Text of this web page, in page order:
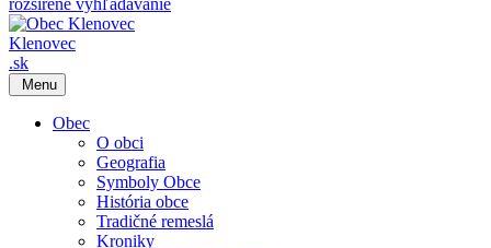
rozšírené vyhľadávanie
Klenovec
.sk
Menu
Obec
O obci
Geografia
Symboly Obce
História obce
Tradičné remeslá
Kroniky